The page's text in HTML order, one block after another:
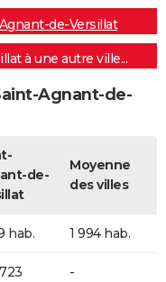
de-Versillat
à une autre ville...
Agnant-de-
de-
Moyenne
des villes
hab. 1 994 hab.
-